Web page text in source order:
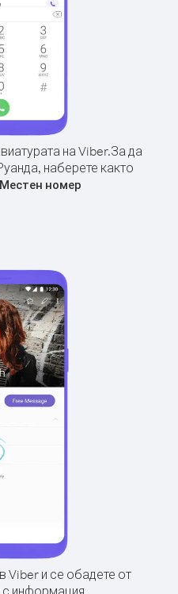
на Viber.За да
наберете както
Местен номер
Viber и се обадете от
с информация